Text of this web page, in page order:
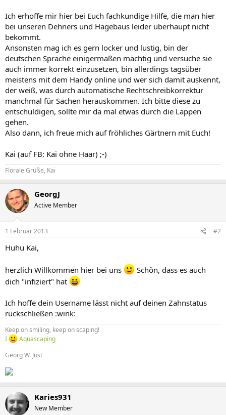
Ich erhoffe mir hier bei Euch fachkundige Hilfe, die man hier
bei unseren Dehners und Hagebaus leider überhaupt nicht
bekommt.
Ansonsten mag ich es gern locker und lustig, bin der
deutschen Sprache einigermaßen mächtig und versuche sie
auch immer korrekt einzusetzen, bin allerdings tagsüber
meistens mit dem Handy online und wer sich damit auskennt,
der weiß, was durch automatische Rechtschreibkorrektur
manchmal für Sachen herauskommen. Ich bitte diese zu
entschuldigen, sollte mir da mal etwas durch die Lappen
gehen.
Also dann, ich freue mich auf fröhliches Gärtnern mit Euch!
Kai (auf FB: Kai ohne Haar) ;-)
Florale Grüße, Kai
GeorgJ
Active Member
1 Februar 2013 #2
Huhu Kai,
herzlich Willkommen hier bei uns
Schön, dass es auch
dich "infiziert" hat
Ich hoffe dein Username lässt nicht auf deinen Zahnstatus
rückschließen :wink:
Keep on smiling, keep on scaping!
I
Aquascaping
Georg W. Just
Karies931
New Member